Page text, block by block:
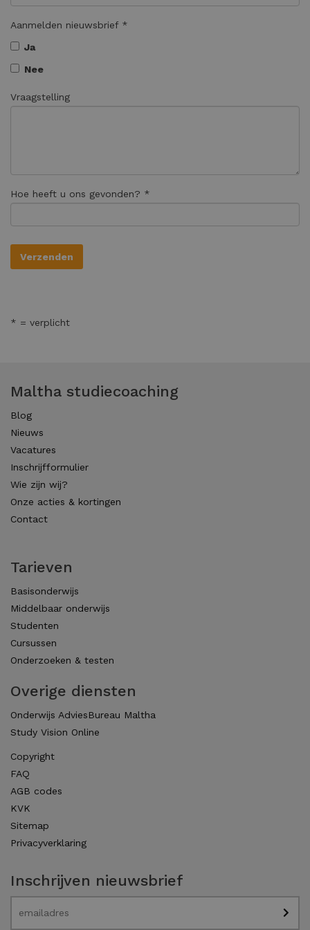
Aanmelden nieuwsbrief *
Ja
Nee
Vraagstelling
Hoe heeft u ons gevonden? *
* = verplicht
Maltha studiecoaching
Blog
Nieuws
Vacatures
Inschrijfformulier
Wie zijn wij?
Onze acties & kortingen
Contact
Tarieven
Basisonderwijs
Middelbaar onderwijs
Studenten
Cursussen
Onderzoeken & testen
Overige diensten
Onderwijs AdviesBureau Maltha
Study Vision Online
Copyright
FAQ
AGB codes
KVK
Sitemap
Privacyverklaring
Inschrijven nieuwsbrief